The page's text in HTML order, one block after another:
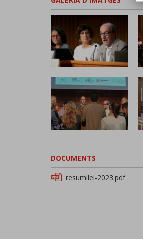
DOCUMENTS
resumllei-2023.pdf